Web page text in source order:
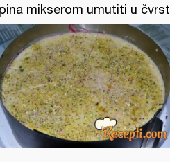
mikserom umutiti u